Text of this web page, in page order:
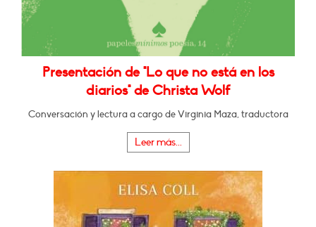
Presentación de "Lo que no está en los
diarios" de Christa Wolf
Conversación y lectura a cargo de Virginia Maza, traductora
Leer más...